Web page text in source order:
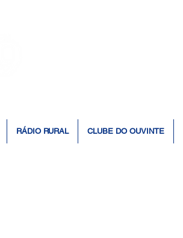
RÁDIO RURAL CLUBE DO OUVINTE